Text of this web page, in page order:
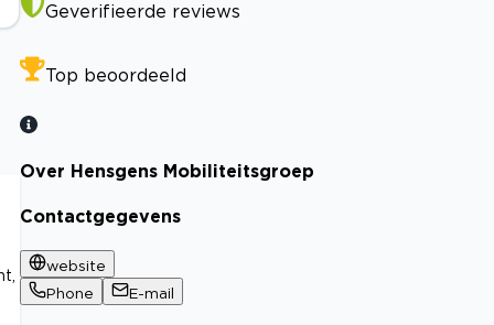
Geverifieerde reviews
Top beoordeeld
Over Hensgens Mobiliteitsgroep
Contactgegevens
website
Phone
E-mail